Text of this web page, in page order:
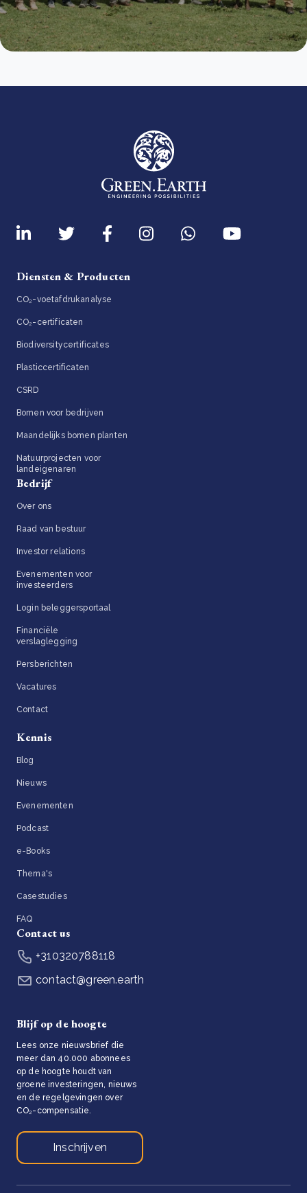
Diensten & Producten
CO₂-voetafdrukanalyse
CO₂-certificaten
Biodiversitycertificates
Plasticcertificaten
CSRD
Bomen voor bedrijven
Maandelijks bomen planten
Natuurprojecten voor
landeigenaren
Bedrijf
Over ons
Raad van bestuur
Investor relations
Evenementen voor
investeerders
Login beleggersportaal
Financiële
verslaglegging
Persberichten
Vacatures
Contact
Kennis
Blog
Nieuws
Evenementen
Podcast
e-Books
Thema's
Casestudies
FAQ
Contact us
+310320788118
contact@green.earth
Blijf op de hoogte
Lees onze nieuwsbrief die
meer dan 40.000 abonnees
op de hoogte houdt van
groene investeringen, nieuws
en de regelgevingen over
CO₂-compensatie.
Inschrijven